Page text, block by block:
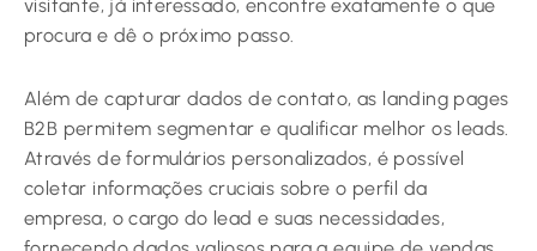
visitante, já interessado, encontre exatamente o que
procura e dê o próximo passo.
Além de capturar dados de contato, as landing pages
B2B permitem segmentar e qualificar melhor os leads.
Através de formulários personalizados, é possível
coletar informações cruciais sobre o perfil da
empresa, o cargo do lead e suas necessidades,